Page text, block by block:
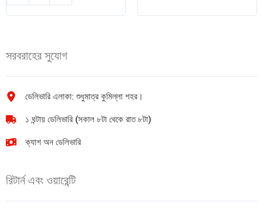
ডেইরি
স্লাইসড
204gm
Delight
সরবরাহের সুযোগ
ডেলিভারি এলাকা: শুধুমাত্র কুমিল্লা শহর।
১ ঘন্টায় ডেলিভারি (সকাল ৮টা থেকে রাত ৮টা)
ক্যাশ অন ডেলিভারি
রিটার্ন এবং ওয়ারেন্টি